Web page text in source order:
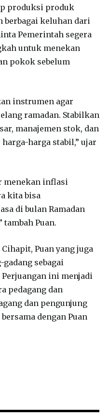
produksi produk
berbagai keluhan dari
Pemerintah segera
untuk menekan
pokok sebelum
instrumen agar
ramadan. Stabilkan
manajemen stok, dan
harga stabil,” ujar
menekan inflasi
kita bisa
di bulan Ramadan
tambah Puan.
Puan yang juga
gadang sebagai
ini menjadi
pedagang dan
dan pengunjung
dengan Puan